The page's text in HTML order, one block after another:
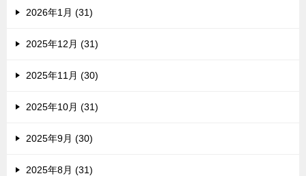
2026年1月 (31)
2025年12月 (31)
2025年11月 (30)
2025年10月 (31)
2025年9月 (30)
2025年8月 (31)